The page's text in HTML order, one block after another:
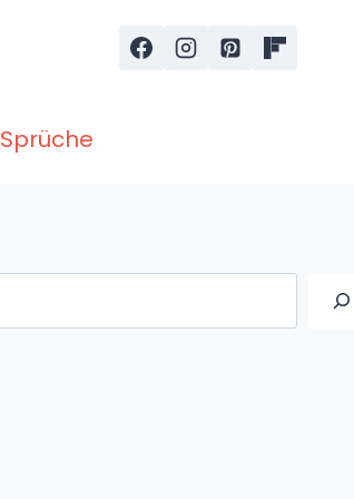
Sprüche